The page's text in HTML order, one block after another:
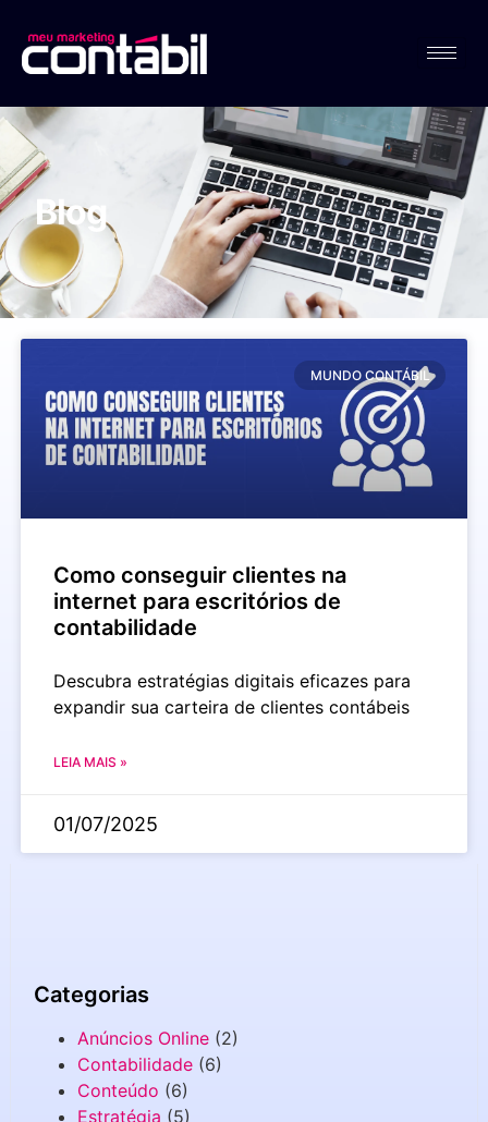
Blog
MUNDO CONTÁBIL
Como conseguir clientes na
internet para escritórios de
contabilidade
Descubra estratégias digitais eficazes para
expandir sua carteira de clientes contábeis
LEIA MAIS »
01/07/2025
Categorias
Anúncios Online (2)
Contabilidade (6)
Conteúdo (6)
Estratégia (5)